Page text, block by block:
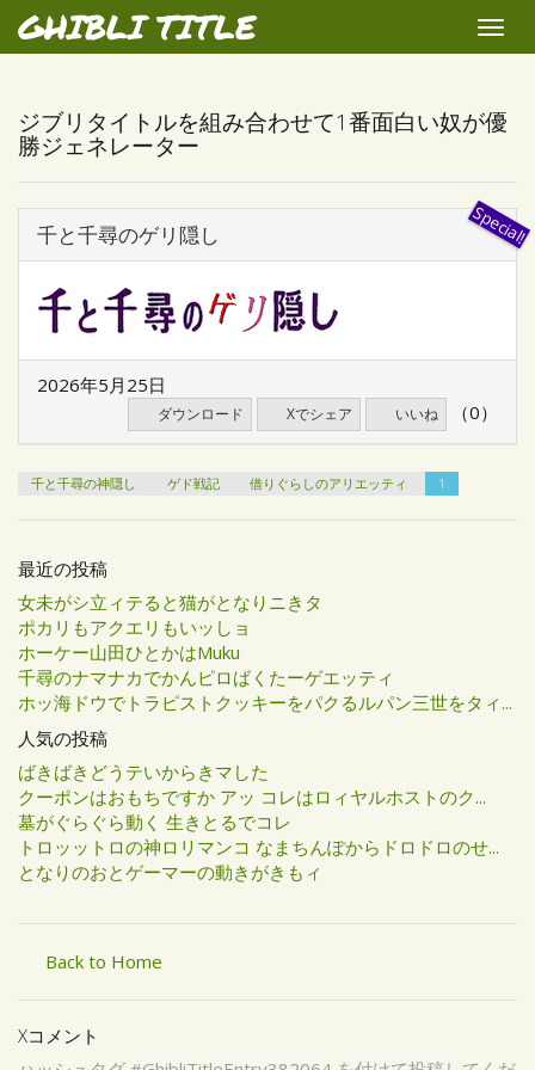
GHIBLI TITLE
Toggle
ジブリタイトルを組み合わせて1番面白い奴が優
勝ジェネレーター
千と千尋のゲリ隠し
2026年5月25日
ダウンロード Xでシェア いいね （0）
千と千尋の神隠し ゲド戦記 借りぐらしのアリエッティ 1
最近の投稿
女未がシ立ィテると猫がとなりニきタ
ポカリもアクエリもいッしョ
ホーケー山田ひとかはMuku
千尋のナマナカでかんピロばくたーゲエッティ
ホッ海ドウでトラピストクッキーをパクるルパン三世をタィ...
人気の投稿
ばきばきどうテいからきマした
クーポンはおもちですか アッ コレはロィヤルホストのク...
墓がぐらぐら動く 生きとるでコレ
トロッットロの神ロリマンコ なまちんぽからドロドロのせ...
となりのおとゲーマーの動きがきもィ
Back to Home
Xコメント